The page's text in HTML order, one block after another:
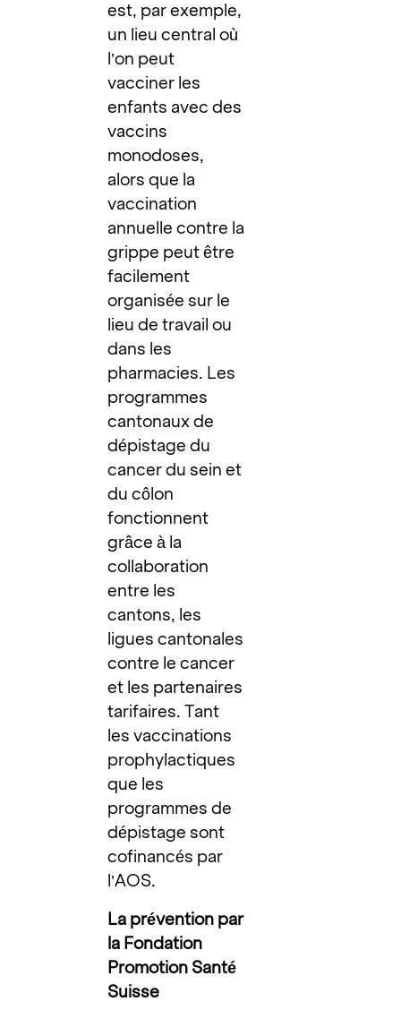
est, par exemple,
un lieu central où
l’on peut
vacciner les
enfants avec des
vaccins
monodoses,
alors que la
vaccination
annuelle contre la
grippe peut être
facilement
organisée sur le
lieu de travail ou
dans les
pharmacies. Les
programmes
cantonaux de
dépistage du
cancer du sein et
du côlon
fonctionnent
grâce à la
collaboration
entre les
cantons, les
ligues cantonales
contre le cancer
et les partenaires
tarifaires. Tant
les vaccinations
prophylactiques
que les
programmes de
dépistage sont
cofinancés par
l’AOS.
La prévention par
la Fondation
Promotion Santé
Suisse